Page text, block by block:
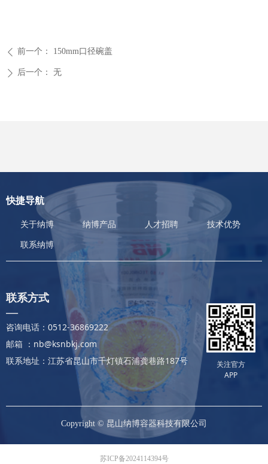
ꄴ 前一个： 150mm口径碗盖
ꄲ 后一个： 无
快捷导航
关于纳博 纳博产品 人才招聘 技术优势
联系纳博
Copyright © 昆山纳博容器科技有限公司
联系方式
—
咨询电话：0512-36869222
邮箱 ：nb@ksnbkj.com
联系地址：江苏省昆山市千灯镇石浦龚巷路187号
关注官方
APP
苏ICP备2024114394号